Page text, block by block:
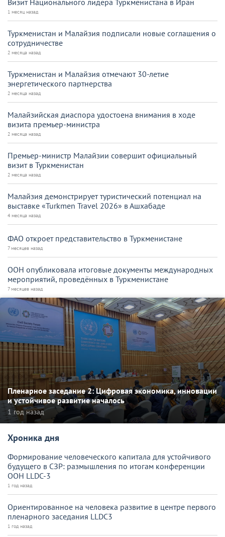
Визит Национального лидера Туркменистана в Иран
1 месяц назад
Туркменистан и Малайзия подписали новые соглашения о
сотрудничестве
2 месяца назад
Туркменистан и Малайзия отмечают 30-летие
энергетического партнерства
2 месяца назад
Малайзийская диаспора удостоена внимания в ходе
визита премьер-министра
2 месяца назад
Премьер-министр Малайзии совершит официальный
визит в Туркменистан
2 месяца назад
Малайзия демонстрирует туристический потенциал на
выставке «Turkmen Travel 2026» в Ашхабаде
4 месяца назад
ФАО откроет представительство в Туркменистане
7 месяцев назад
ООН опубликовала итоговые документы международных
мероприятий, проведённых в Туркменистане
7 месяцев назад
Пленарное заседание 2: Цифровая экономика, инновации
и устойчивое развитие началось
1 год назад
Хроника дня
Формирование человеческого капитала для устойчивого
будущего в СЗР: размышления по итогам конференции
ООН LLDC-3
1 год назад
Ориентированное на человека развитие в центре первого
пленарного заседания LLDC3
1 год назад